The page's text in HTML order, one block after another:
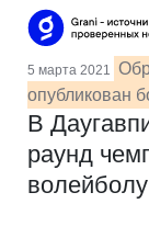
5 марта 2021
опубликован
В
раунд